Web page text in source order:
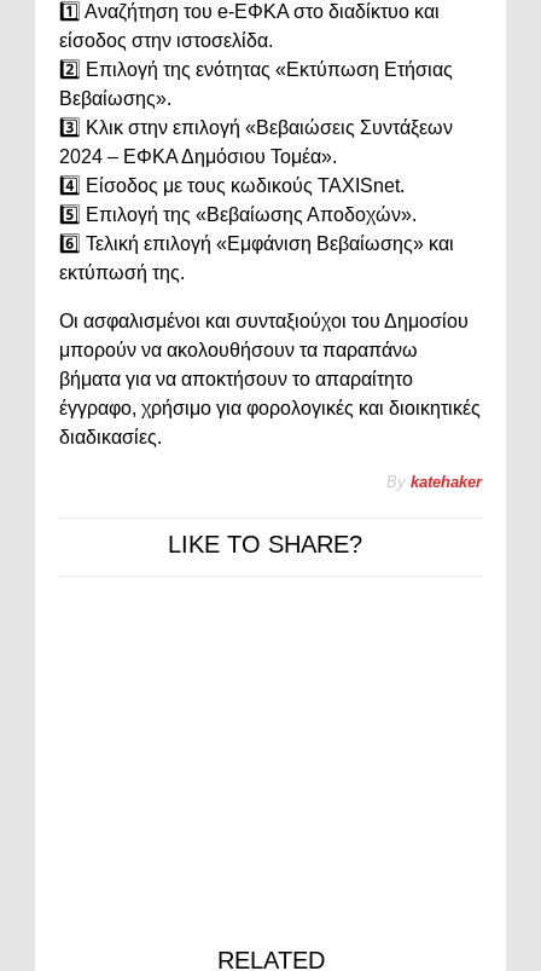
1️⃣ Αναζήτηση του e-ΕΦΚΑ στο διαδίκτυο και
είσοδος στην ιστοσελίδα.
2️⃣ Επιλογή της ενότητας «Εκτύπωση Ετήσιας
Βεβαίωσης».
3️⃣ Κλικ στην επιλογή «Βεβαιώσεις Συντάξεων
2024 – ΕΦΚΑ Δημόσιου Τομέα».
4️⃣ Είσοδος με τους κωδικούς TAXISnet.
5️⃣ Επιλογή της «Βεβαίωσης Αποδοχών».
6️⃣ Τελική επιλογή «Εμφάνιση Βεβαίωσης» και
εκτύπωσή της.
Οι ασφαλισμένοι και συνταξιούχοι του Δημοσίου
μπορούν να ακολουθήσουν τα παραπάνω
βήματα για να αποκτήσουν το απαραίτητο
έγγραφο, χρήσιμο για φορολογικές και διοικητικές
διαδικασίες.
By katehaker
LIKE TO SHARE?
RELATED